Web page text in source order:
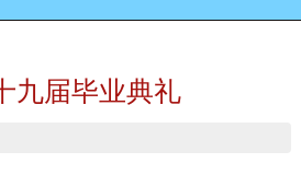
九届毕业典礼